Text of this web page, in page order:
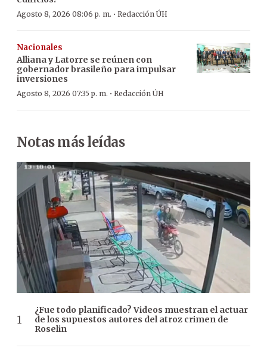
Agosto 8, 2026 08:06 p. m. · Redacción ÚH
Nacionales
Alliana y Latorre se reúnen con
gobernador brasileño para impulsar
inversiones
Agosto 8, 2026 07:35 p. m. · Redacción ÚH
Notas más leídas
¿Fue todo planificado? Videos muestran el actuar
de los supuestos autores del atroz crimen de
Roselin